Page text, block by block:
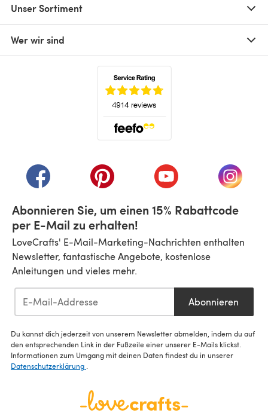
Unser Sortiment
Wer wir sind
(öffnet sich in einem neuen Tab)
(öffnet sich in einem neuen Tab)
(öffnet sich in einem
(öffnet
Abonnieren Sie, um einen 15% Rabattcode
per E-Mail zu erhalten!
LoveCrafts' E-Mail-Marketing-Nachrichten enthalten
Newsletter, fantastische Angebote, kostenlose
Anleitungen und vieles mehr.
Abonnieren
Du kannst dich jederzeit von unserem Newsletter abmelden, indem du auf
den entsprechenden Link in der Fußzeile einer unserer E-Mails klickst.
Informationen zum Umgang mit deinen Daten findest du in unserer
Datenschutzerklärung